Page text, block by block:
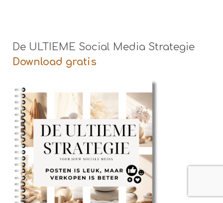
De ULTIEME Social Media Strategie
Download gratis